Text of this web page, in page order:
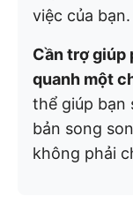
việc của bạn.
Cần trợ giúp
quanh một
thể giúp bạn
bản song
không phải